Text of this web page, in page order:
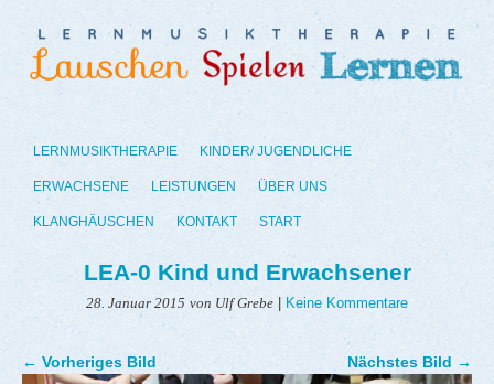
LERNMUSIKTHERAPIE KINDER/ JUGENDLICHE
ERWACHSENE LEISTUNGEN ÜBER UNS
KLANGHÄUSCHEN KONTAKT START
LEA-0 Kind und Erwachsener
28. Januar 2015 von Ulf Grebe Keine Kommentare
← Vorheriges Bild Nächstes Bild →